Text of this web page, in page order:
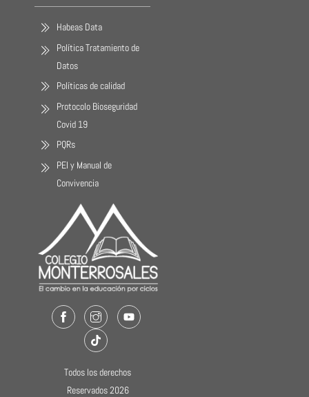
Habeas Data
Política Tratamiento de
Datos
Políticas de calidad
Protocolo Bioseguridad
Covid 19
PQRs
PEI y Manual de
Convivencia
FacebookInstagramYoutube
TikTok
Todos los derechos
Reservados 2026